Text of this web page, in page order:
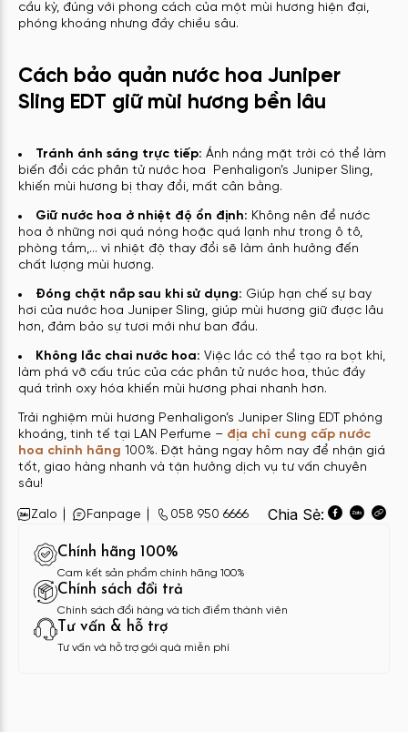
cầu kỳ, đúng với phong cách của một mùi hương hiện đại,
phóng khoáng nhưng đầy chiều sâu.
Cách bảo quản nước hoa Juniper
Sling EDT giữ mùi hương bền lâu
Tránh ánh sáng trực tiếp: Ánh nắng mặt trời có thể làm
biến đổi các phân tử nước hoa Penhaligon’s Juniper Sling,
khiến mùi hương bị thay đổi, mất cân bằng.
Giữ nước hoa ở nhiệt độ ổn định: Không nên để nước
hoa ở những nơi quá nóng hoặc quá lạnh như trong ô tô,
phòng tắm,… vì nhiệt độ thay đổi sẽ làm ảnh hưởng đến
chất lượng mùi hương.
Đóng chặt nắp sau khi sử dụng: Giúp hạn chế sự bay
hơi của nước hoa Juniper Sling, giúp mùi hương giữ được lâu
hơn, đảm bảo sự tươi mới như ban đầu.
Không lắc chai nước hoa: Việc lắc có thể tạo ra bọt khí,
làm phá vỡ cấu trúc của các phân tử nước hoa, thúc đầy
quá trình oxy hóa khiến mùi hương phai nhanh hơn.
Trải nghiệm mùi hương Penhaligon’s Juniper Sling EDT phóng
khoáng, tinh tế tại LAN Perfume – địa chỉ cung cấp nước
hoa chính hãng 100%. Đặt hàng ngay hôm nay để nhận giá
tốt, giao hàng nhanh và tận hưởng dịch vụ tư vấn chuyên
sâu!
Zalo Fanpage 058 950 6666 Chia Sẻ:
Chính hãng 100%
Cam kết sản phẩm chính hãng 100%
Chính sách đổi trả
Chính sách đổi hàng và tích điểm thành viên
Tư vấn & hỗ trợ
Tư vấn và hỗ trợ gói quà miễn phí